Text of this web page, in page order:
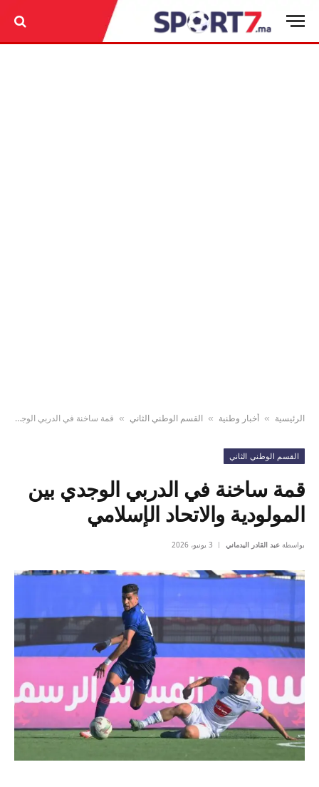
الرئيسية » أخبار وطنية » القسم الوطني الثاني » قمة ساخنة في الدربي الوجدي بين المولودية والاتحاد الإسلامي
القسم الوطني الثاني
قمة ساخنة في الدربي الوجدي بين
المولودية والاتحاد الإسلامي
بواسطة عبد القادر اليدماني 3 يونيو، 2026